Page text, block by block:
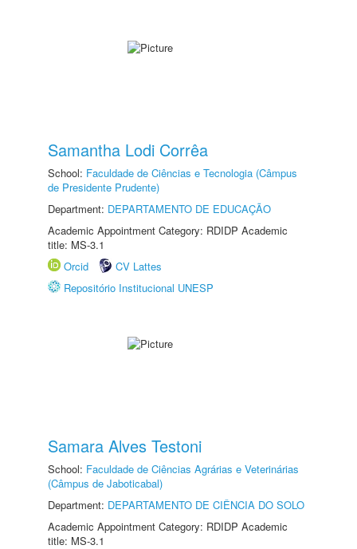
Samantha Lodi Corrêa
School: Faculdade de Ciências e Tecnologia (Câmpus
de Presidente Prudente)
Department: DEPARTAMENTO DE EDUCAÇÃO
Academic Appointment Category: RDIDP Academic
title: MS-3.1
Orcid
CV Lattes
Repositório Institucional UNESP
Samara Alves Testoni
School: Faculdade de Ciências Agrárias e Veterinárias
(Câmpus de Jaboticabal)
Department: DEPARTAMENTO DE CIÊNCIA DO SOLO
Academic Appointment Category: RDIDP Academic
title: MS-3.1